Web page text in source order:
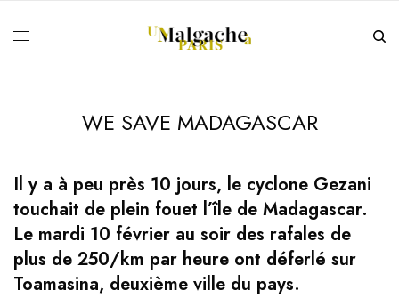
WE SAVE MADAGASCAR
Il y a à peu près 10 jours, le cyclone Gezani
touchait de plein fouet l’île de Madagascar.
Le mardi 10 février au soir des rafales de
plus de 250/km par heure ont déferlé sur
Toamasina, deuxième ville du pays.